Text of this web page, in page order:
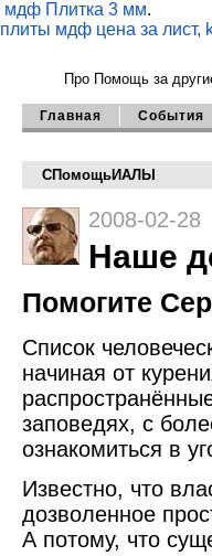
мдф Плитка 3 мм.
плиты мдф цена за лист,
Про Помощь за
Главная События
СПомощьИАЛЫ
2008-02-28
Наше
Помогите
Список
начиная от
заповедях, с
ознакомиться в
Известно, что
дозволенное
А потому, что